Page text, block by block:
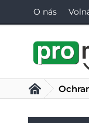
O nás